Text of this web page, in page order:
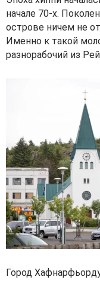
начале 70-х.
острове ничем не
Именно к такой
разнорабочий из
Город